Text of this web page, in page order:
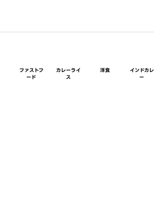
ファストフ
ード
カレーライ
ス
洋食
インドカレ
ー